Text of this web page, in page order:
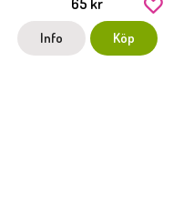
65 kr
Info Köp